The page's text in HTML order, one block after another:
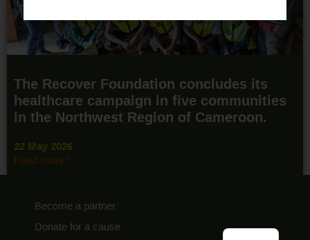
The Recover Foundation concludes its
healthcare campaign in five communities
in the Northwest Region of Cameroon.
22 May 2026
Read more "
Become a partner
Donate for a cause